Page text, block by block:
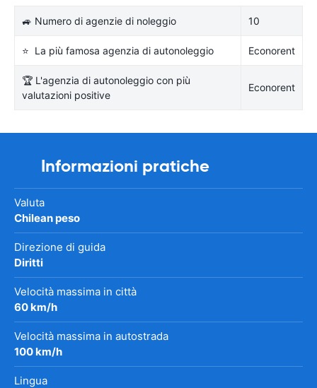
🚙 Numero di agenzie di noleggio 10
⭐ La più famosa agenzia di autonoleggio Econorent
🏆 L'agenzia di autonoleggio con più
valutazioni positive
Econorent
Informazioni pratiche
Valuta
Chilean peso
Direzione di guida
Diritti
Velocità massima in città
60 km/h
Velocità massima in autostrada
100 km/h
Lingua